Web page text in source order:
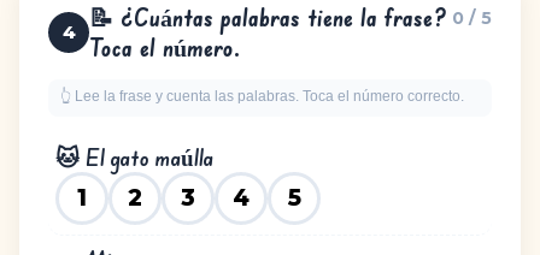
4
📝 ¿Cuántas palabras tiene la frase?
Toca el número.
0 / 5
👆 Lee la frase y cuenta las palabras. Toca el número correcto.
🐱 El gato maúlla
1 2 3 4 5